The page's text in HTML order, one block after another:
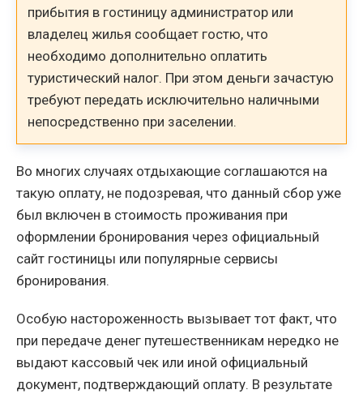
прибытия в гостиницу администратор или
владелец жилья сообщает гостю, что
необходимо дополнительно оплатить
туристический налог. При этом деньги зачастую
требуют передать исключительно наличными
непосредственно при заселении.
Во многих случаях отдыхающие соглашаются на
такую оплату, не подозревая, что данный сбор уже
был включен в стоимость проживания при
оформлении бронирования через официальный
сайт гостиницы или популярные сервисы
бронирования.
Особую настороженность вызывает тот факт, что
при передаче денег путешественникам нередко не
выдают кассовый чек или иной официальный
документ, подтверждающий оплату. В результате